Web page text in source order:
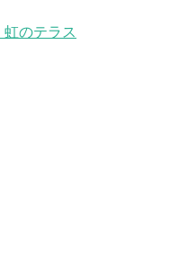
のテラス